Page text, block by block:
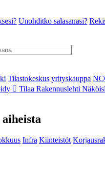
Unohditko salasanasi?
Tilastokeskus yrityskauppa
Tilaa Rakennuslehti
Infra Kiinteistöt